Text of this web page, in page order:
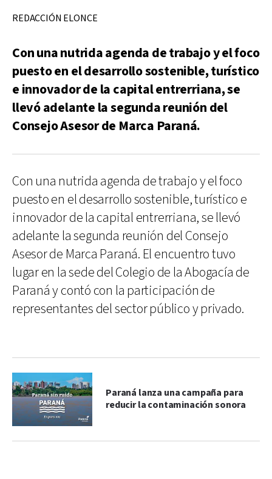
REDACCIÓN ELONCE
Con una nutrida agenda de trabajo y el foco
puesto en el desarrollo sostenible, turístico
e innovador de la capital entrerriana, se
llevó adelante la segunda reunión del
Consejo Asesor de Marca Paraná.
Con una nutrida agenda de trabajo y el foco
puesto en el desarrollo sostenible, turístico e
innovador de la capital entrerriana, se llevó
adelante la segunda reunión del Consejo
Asesor de Marca Paraná. El encuentro tuvo
lugar en la sede del Colegio de la Abogacía de
Paraná y contó con la participación de
representantes del sector público y privado.
Paraná lanza una campaña para
reducir la contaminación sonora